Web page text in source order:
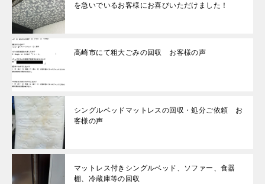
を急いでいるお客様にお喜びいただけました！
高崎市にて粗大ごみの回収 お客様の声
シングルベッドマットレスの回収・処分ご依頼 お
客様の声
マットレス付きシングルベッド、ソファー、食器
棚、冷蔵庫等の回収